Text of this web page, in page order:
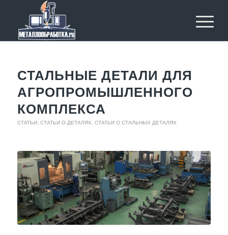
СТАЛЬНЫЕ ДЕТАЛИ ДЛЯ
АГРОПРОМЫШЛЕННОГО
КОМПЛЕКСА
СТАТЬИ, СТАТЬИ О ДЕТАЛЯХ СТАТЬИ О СТАЛЬНЫХ ДЕТАЛЯХ